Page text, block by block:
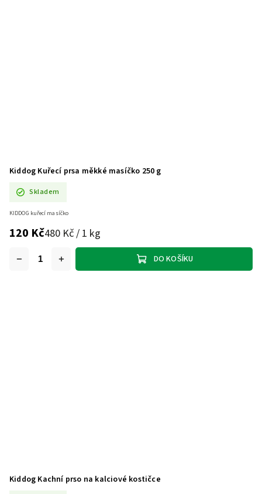
Kiddog Kuřecí prsa měkké masíčko 250 g
Skladem
120 Kč480 Kč / 1 kg
DO KOŠÍKU
KIDDOG kuřecí masíčko
Kiddog Kachní prso na kalciové kostičce